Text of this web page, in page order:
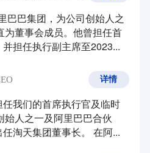
巴巴集团，为公司创始人之
为董事会成员。他曾担任首
担任执行副主席至2023...
我们的首席执行官及临时
人之一及阿里巴巴合伙
淘天集团董事长。 在阿...
详情